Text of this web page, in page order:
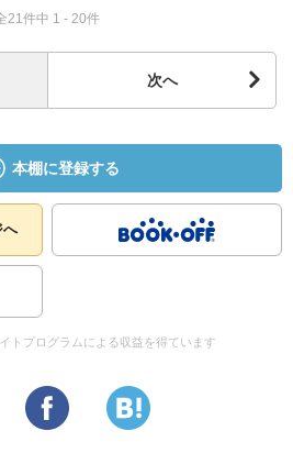
21件中 1 - 20件
次へ
本棚に登録する
へ
トプログラムによる収益を得ています